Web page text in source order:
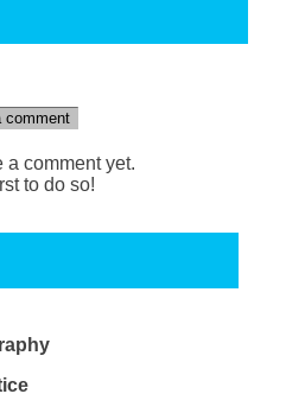
comment
a comment yet.
to do so!